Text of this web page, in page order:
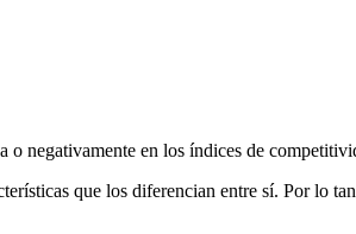
negativamente en los índices de
que los diferencian entre sí. Por lo